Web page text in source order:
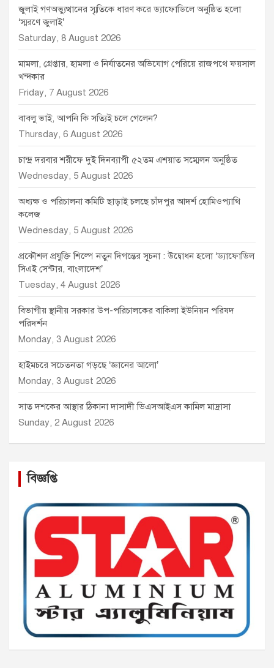
জুলাই গণঅভ্যুত্থানের স্মৃতিকে ধারণ করে ড্যাফোডিলে অনুষ্ঠিত হলো
‘স্মরণে জুলাই’
Saturday, 8 August 2026
মামলা, গ্রেপ্তার, হামলা ও নির্যাতনের অভিযোগ পেরিয়ে রাজপথে ফয়সাল
খন্দকার
Friday, 7 August 2026
বাবলু ভাই, আপনি কি সত্যিই চলে গেলেন?
Thursday, 6 August 2026
চান্দ্র দরবার শরীফে দুই দিনব্যাপী ৫২তম এশয়াত সম্মেলন অনুষ্ঠিত
Wednesday, 5 August 2026
অধ্যক্ষ ও পরিচালনা কমিটি ছাড়াই চলছে চাঁদপুর আদর্শ হোমিওপ্যাথি
কলেজ
Wednesday, 5 August 2026
প্রকৌশল প্রযুক্তি শিল্পে নতুন দিগন্তের সূচনা : উদ্বোধন হলো ‘ড্যাফোডিল
সিএই সেন্টার, বাংলাদেশ’
Tuesday, 4 August 2026
বিভাগীয় স্থানীয় সরকার উপ-পরিচালকের বাকিলা ইউনিয়ন পরিষদ
পরিদর্শন
Monday, 3 August 2026
হাইমচরে সচেতনতা গড়ছে ‘জ্ঞানের আলো’
Monday, 3 August 2026
সাত দশকের আস্থার ঠিকানা দাসাদী ডিএসআইএস কামিল মাদ্রাসা
Sunday, 2 August 2026
বিজ্ঞপ্তি